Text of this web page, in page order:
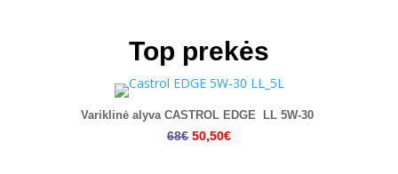
Top prekės
Variklinė alyva CASTROL EDGE LL 5W-30
68€ 50,50€